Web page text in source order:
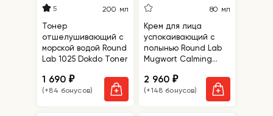
5 200 мл
Тонер
отшелушивающий с
морской водой Round
Lab 1025 Dokdo Toner
1 690₽
(+84 бонусов)
80 мл
Крем для лица
успокаивающий с
полынью Round Lab
Mugwort Calming
2 960₽
(+148 бонусов)